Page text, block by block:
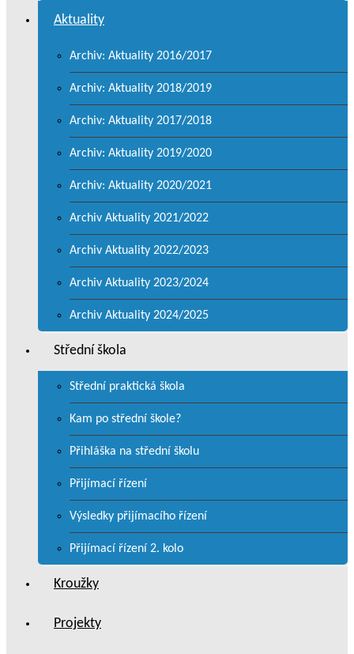
Aktuality
Archiv: Aktuality 2016/2017
Archiv: Aktuality 2018/2019
Archiv: Aktuality 2017/2018
Archiv: Aktuality 2019/2020
Archiv: Aktuality 2020/2021
Archiv Aktuality 2021/2022
Archiv Aktuality 2022/2023
Archiv Aktuality 2023/2024
Archiv Aktuality 2024/2025
Střední škola
Střední praktická škola
Kam po střední škole?
Přihláška na střední školu
Přijímací řízení
Výsledky přijímacího řízení
Přijímací řízení 2. kolo
Kroužky
Projekty